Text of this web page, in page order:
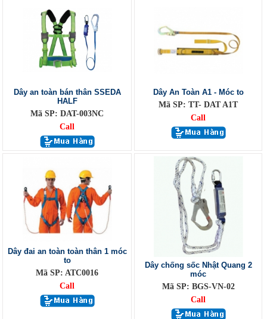
Dây an toàn bán thân SSEDA
HALF
Mã SP: DAT-003NC
Call
Dây An Toàn A1 - Móc to
Mã SP: TT- DAT A1T
Call
Dây đai an toàn toàn thân 1 móc
to
Mã SP: ATC0016
Call
Dây chống sốc Nhật Quang 2
móc
Mã SP: BGS-VN-02
Call